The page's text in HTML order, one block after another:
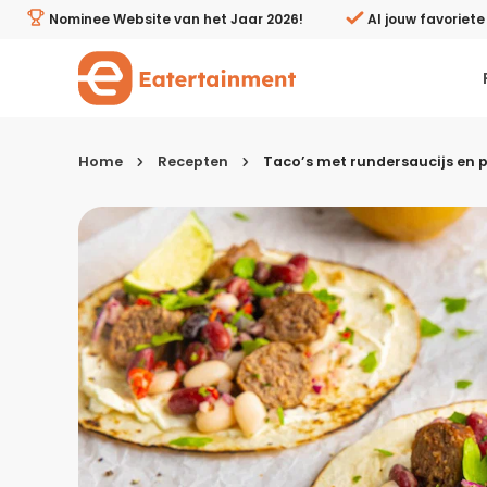
Taco’s met rundersaucijs en pittige bonensalsa -
Nominee Website van het Jaar 2026! Al jouw
Kies je menugang
Ontbijt
Lunch & brunch
Tussendoortjes
Voor- & tussengerechten
Home Recepten Taco’s met rundersaucijs en